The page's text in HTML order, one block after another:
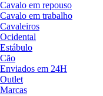
Cavalo em repouso
Cavalo em trabalho
Cavaleiros
Ocidental
Estábulo
Cão
Enviados em 24H
Outlet
Marcas